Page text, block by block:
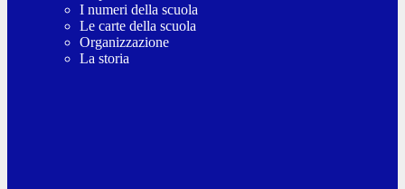
I numeri della scuola
Le carte della scuola
Organizzazione
La storia